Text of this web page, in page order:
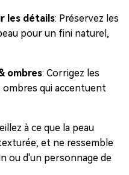
les détails: Préservez les
pour un fini naturel,
ombres: Corrigez les
ombres qui accentuent
à ce que la peau
et ne ressemble
ou d'un personnage de